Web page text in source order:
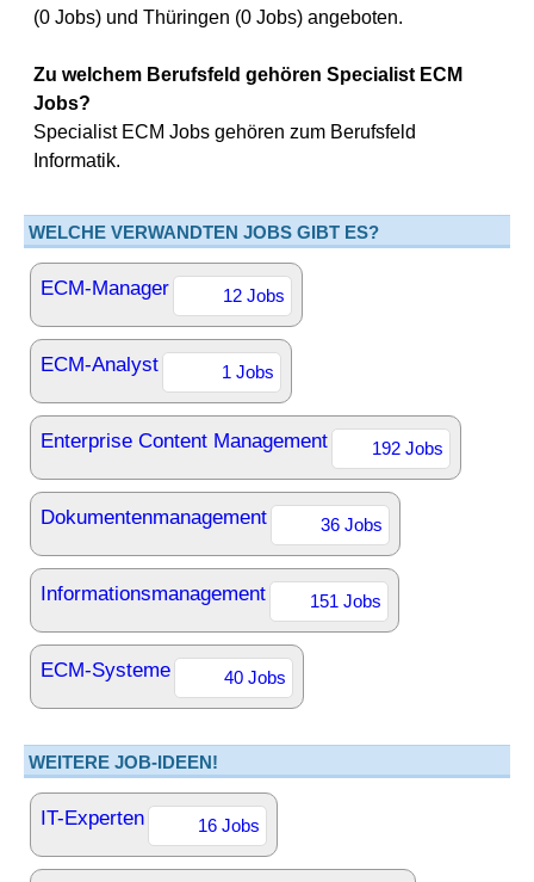
(0 Jobs) und Thüringen (0 Jobs) angeboten.
Zu welchem Berufsfeld gehören Specialist ECM
Jobs?
Specialist ECM Jobs gehören zum Berufsfeld
Informatik.
WELCHE VERWANDTEN JOBS GIBT ES?
ECM-Manager 12 Jobs
ECM-Analyst 1 Jobs
Enterprise Content Management 192 Jobs
Dokumentenmanagement 36 Jobs
Informationsmanagement 151 Jobs
ECM-Systeme 40 Jobs
WEITERE JOB-IDEEN!
IT-Experten 16 Jobs